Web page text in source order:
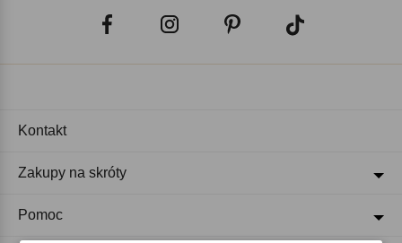
Kontakt
Zakupy na skróty
Pomoc